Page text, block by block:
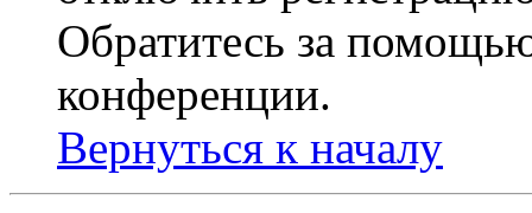
Обратитесь за
конференции.
Вернуться к началу